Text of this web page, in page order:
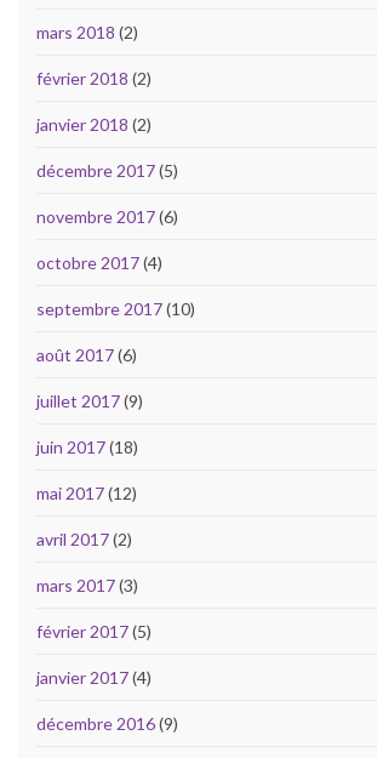
mars 2018 (2)
février 2018 (2)
janvier 2018 (2)
décembre 2017(5)
novembre 2017(6)
octobre 2017(4)
septembre 2017(10)
août 2017(6)
juillet 2017(9)
juin 2017(18)
mai 2017(12)
avril 2017(2)
mars 2017(3)
février 2017(5)
janvier 2017(4)
décembre 2016(9)